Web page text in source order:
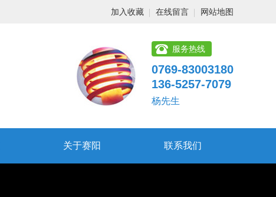
加入收藏 在线留言 网站地图
服务热线
0769-83003180
136-5257-7079
杨先生
关于赛阳 联系我们